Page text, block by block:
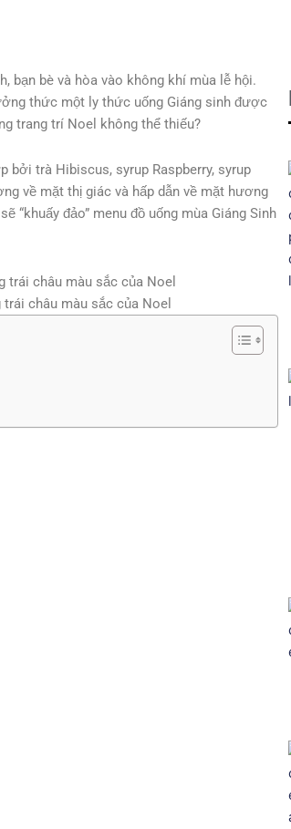
bạn bè và hòa vào không khí mùa lễ hội.
thức một ly thức uống Giáng sinh được
trang trí Noel không thể thiếu?
trà Hibiscus, syrup Raspberry, syrup
về mặt thị giác và hấp dẫn về mặt hương
“khuấy đảo” menu đồ uống mùa Giáng Sinh
châu màu sắc của Noel